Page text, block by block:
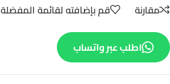
مقارنة قم بإضافته لقائمة المفضلة
اطلب عبر واتساب